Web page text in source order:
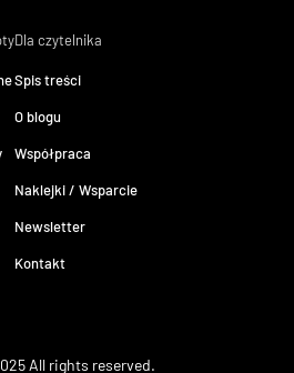
Dla czytelnika
Spis treści
O blogu
Współpraca
Naklejki / Wsparcie
Newsletter
Kontakt
All rights reserved.